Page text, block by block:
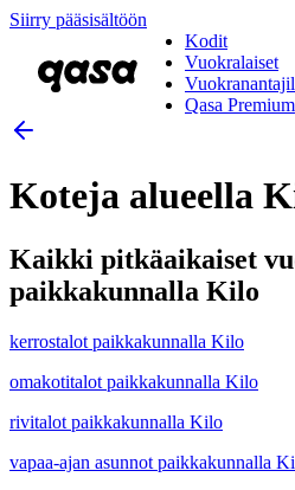
Siirry pääsisältöön
Kodit
Vuokralaiset
Qasa Premium
Koteja alueella
Kaikki pitkäaikaiset
paikkakunnalla Kilo
kerrostalot paikkakunnalla Kilo
omakotitalot paikkakunnalla Kilo
rivitalot paikkakunnalla Kilo
vapaa-ajan asunnot paikkakunnalla